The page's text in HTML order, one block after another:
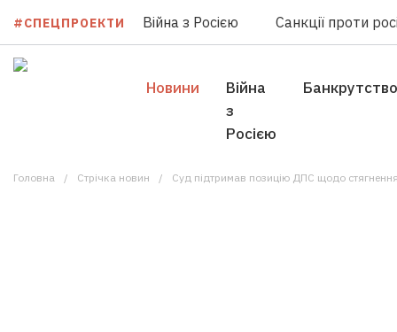
#СПЕЦПРОЕКТИ Війна з Росією Санкції проти
Новини
Війна
з
Росією
Банкрутство
Головна Стрічка новин Суд підтримав позицію ДПС щодо